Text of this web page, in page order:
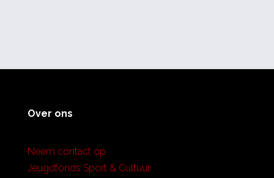
Over ons
Neem contact op
Jeugdfonds Sport & Cultuur